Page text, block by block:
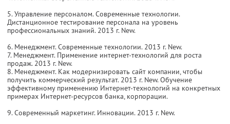
5. Управление персоналом. Современные технологии.
Дистанционное тестирование персонала на уровень
профессиональных знаний. 2013 г. New.
6. Менеджмент. Современные технологии. 2013 г. New.
7. Менеджмент. Применение интернет-технологий для роста
продаж. 2013 г. New.
8. Менеджмент. Как модернизировать сайт компании, чтобы
получить коммерческий результат. 2013 г. New. Обучение
эффективному применению Интернет-технологий на конкретных
примерах Интернет-ресурсов банка, корпорации.
9. Современный маркетинг. Инновации. 2013 г. New.